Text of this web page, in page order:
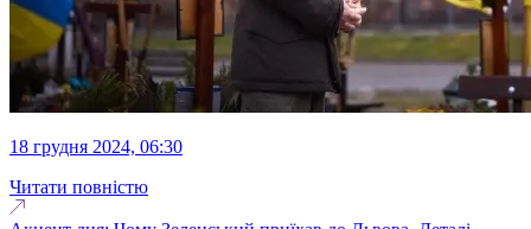
18 грудня 2024, 06:30
Читати повністю